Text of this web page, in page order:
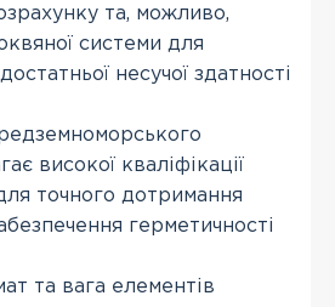
та, можливо,
системи для
несучої здатності
високої кваліфікації
точного дотримання
герметичності
та вага елементів